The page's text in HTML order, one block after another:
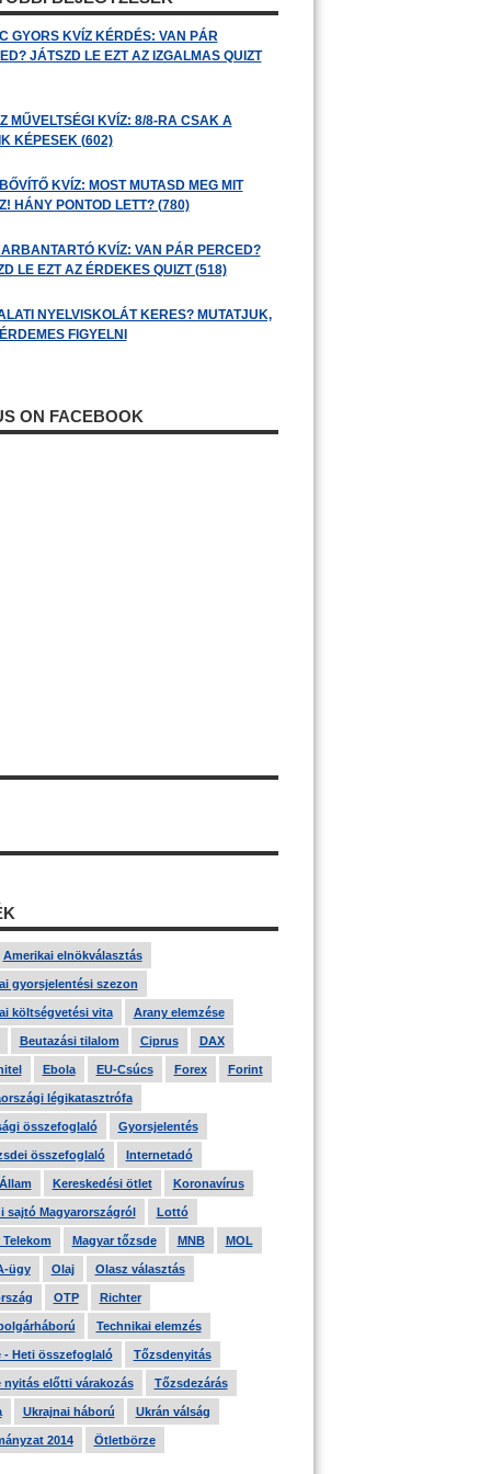
GYORS KVÍZ KÉRDÉS: VAN PÁR
JÁTSZD LE EZT AZ IZGALMAS QUIZT
MŰVELTSÉGI KVÍZ: 8/8-RA CSAK A
KÉPESEK (602)
KVÍZ: MOST MUTASD MEG MIT
HÁNY PONTOD LETT? (780)
KVÍZ: VAN PÁR PERCED?
LE EZT AZ ÉRDEKES QUIZT (518)
NYELVISKOLÁT KERES? MUTATJUK,
FIGYELNI
ON FACEBOOK
Amerikai elnökválasztás
gyorsjelentési szezon
költségvetési vita Arany elemzése
Beutazási tilalom Ciprus DAX
Ebola EU-Csúcs Forex Forint
légikatasztrófa
összefoglaló Gyorsjelentés
összefoglaló Internetadó
Kereskedési ötlet Koronavírus
sajtó Magyarországról Lottó
Telekom Magyar tőzsde MNB MOL
ügy Olaj Olasz választás
OTP Richter
Technikai elemzés
- Heti összefoglaló Tőzsdenyitás
nyitás előtti várakozás Tőzsdezárás
Ukrajnai háború Ukrán válság
2014 Ötletbörze